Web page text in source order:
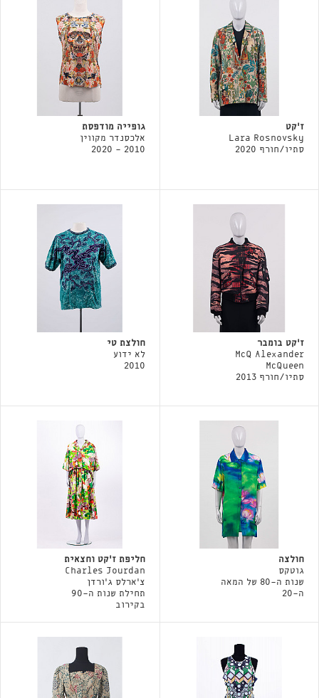
ז׳קט
Lara Rosnovsky
סתיו/חורף 2020
גופייה מודפסת
אלכסנדר מקווין
2010 - 2020
ז׳קט בומבר
McQ Alexander
McQueen
סתיו/חורף 2013
חולצת טי
לא ידוע
2010
חולצה
גוטקס
שנות ה-80 של המאה
ה-20
חליפת ז׳קט וחצאית
Charles Jourdan
צ׳ארלס ג׳ורדן
תחילת שנות ה-90
בקירוב